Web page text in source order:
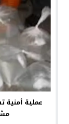
عملية أمنية